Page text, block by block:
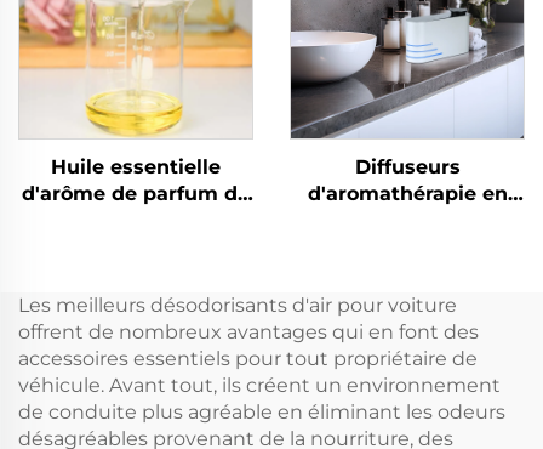
Huile essentielle
d'arôme de parfum de
essentielles de
mandarine pour la
machine de parfum de
diffuseur
Diffuseurs
d'aromathérapie en
Diffuseur d'huile
parfumée 360
Atomiseur sans eau
Les meilleurs désodorisants d'air pour voiture
offrent de nombreux avantages qui en font des
accessoires essentiels pour tout propriétaire de
véhicule. Avant tout, ils créent un environnement
de conduite plus agréable en éliminant les odeurs
désagréables provenant de la nourriture, des